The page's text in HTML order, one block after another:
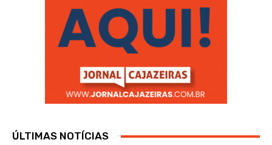
ÚLTIMAS NOTÍCIAS